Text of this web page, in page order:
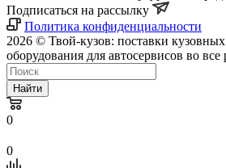
Подписаться на рассылку
Политика конфиденциальности
2026 © Твой-кузов: поставки кузовных
оборудования для автосервисов во
Найти
0
0